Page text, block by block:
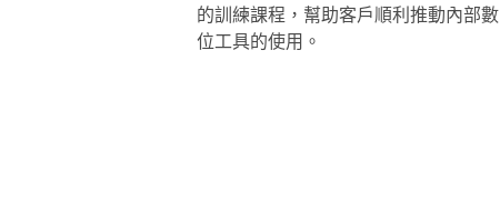
的訓練課程，幫助客戶順利推動內部數
位工具的使用。